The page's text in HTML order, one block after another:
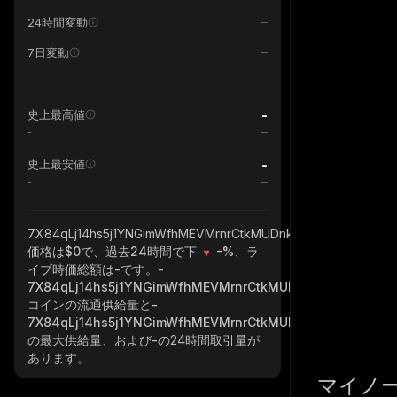
24時間変動
7日変動
史上最高値 -
-
史上最安値 -
-
7X84qLj14hs5j1YNGimWfhMEVMrnrCtkMUDnkWyk8jKA_solana
価格は$0で、過去24時間で下
-% 、ラ
イブ時価総額は-です。 -
コインの流通供給量と -
の最大供給量、および-の24時間取引量が
あります。
マイノ